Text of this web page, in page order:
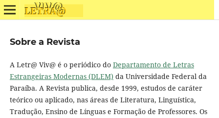
Sobre a Revista
A Letr@ Viv@ é o periódico do Departamento de Letras
Estrangeiras Modernas (DLEM) da Universidade Federal da
Paraíba. A Revista publica, desde 1999, estudos de caráter
teórico ou aplicado, nas áreas de Literatura, Linguística,
Tradução, Ensino de Línguas e Formação de Professores. Os